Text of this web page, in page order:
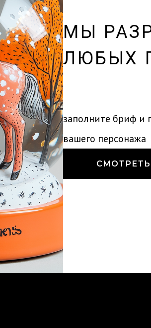
МЫ
ЛЮБЫХ
заполните бриф и
вашего персонажа